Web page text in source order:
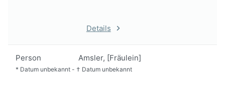
Details
Person Amsler, [Fräulein]
* Datum unbekannt - † Datum unbekannt